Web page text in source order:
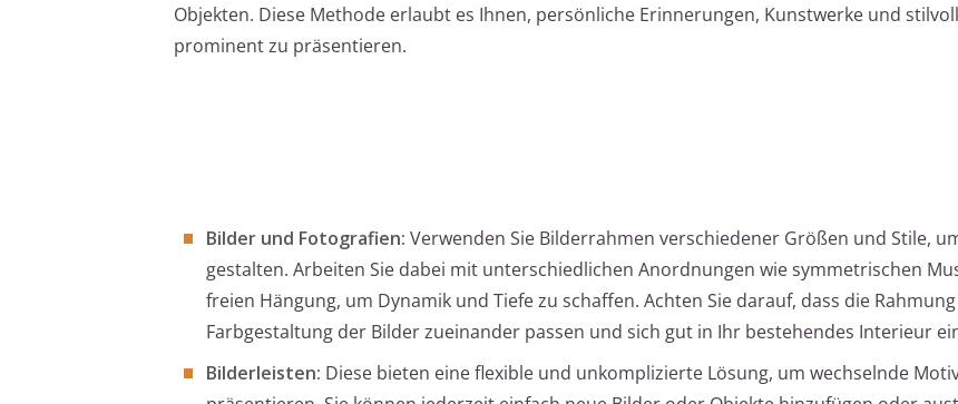
Objekten. Diese Methode erlaubt es Ihnen, persönliche Erinnerungen, Kunstwerke und
prominent zu präsentieren.
Bilder und Fotografien: Verwenden Sie Bilderrahmen verschiedener Größen und Stile,
gestalten. Arbeiten Sie dabei mit unterschiedlichen Anordnungen wie symmetrischen
freien Hängung, um Dynamik und Tiefe zu schaffen. Achten Sie darauf, dass die
Farbgestaltung der Bilder zueinander passen und sich gut in Ihr bestehendes Interieur
Bilderleisten: Diese bieten eine flexible und unkomplizierte Lösung, um wechselnde